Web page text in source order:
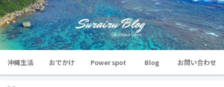
沖縄生活 おでかけ Power spot Blog お問い合わせ